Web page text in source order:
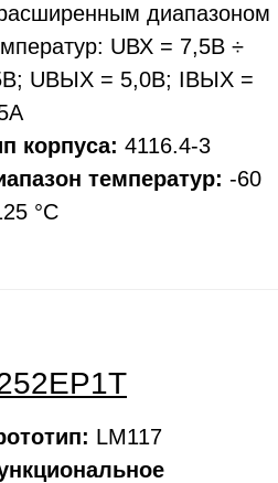
диапазоном
UВХ = 7,5В ÷
UВЫХ = 5,0В; IВЫХ =
корпуса: 4116.4-3
температур: -60
°С
LM117